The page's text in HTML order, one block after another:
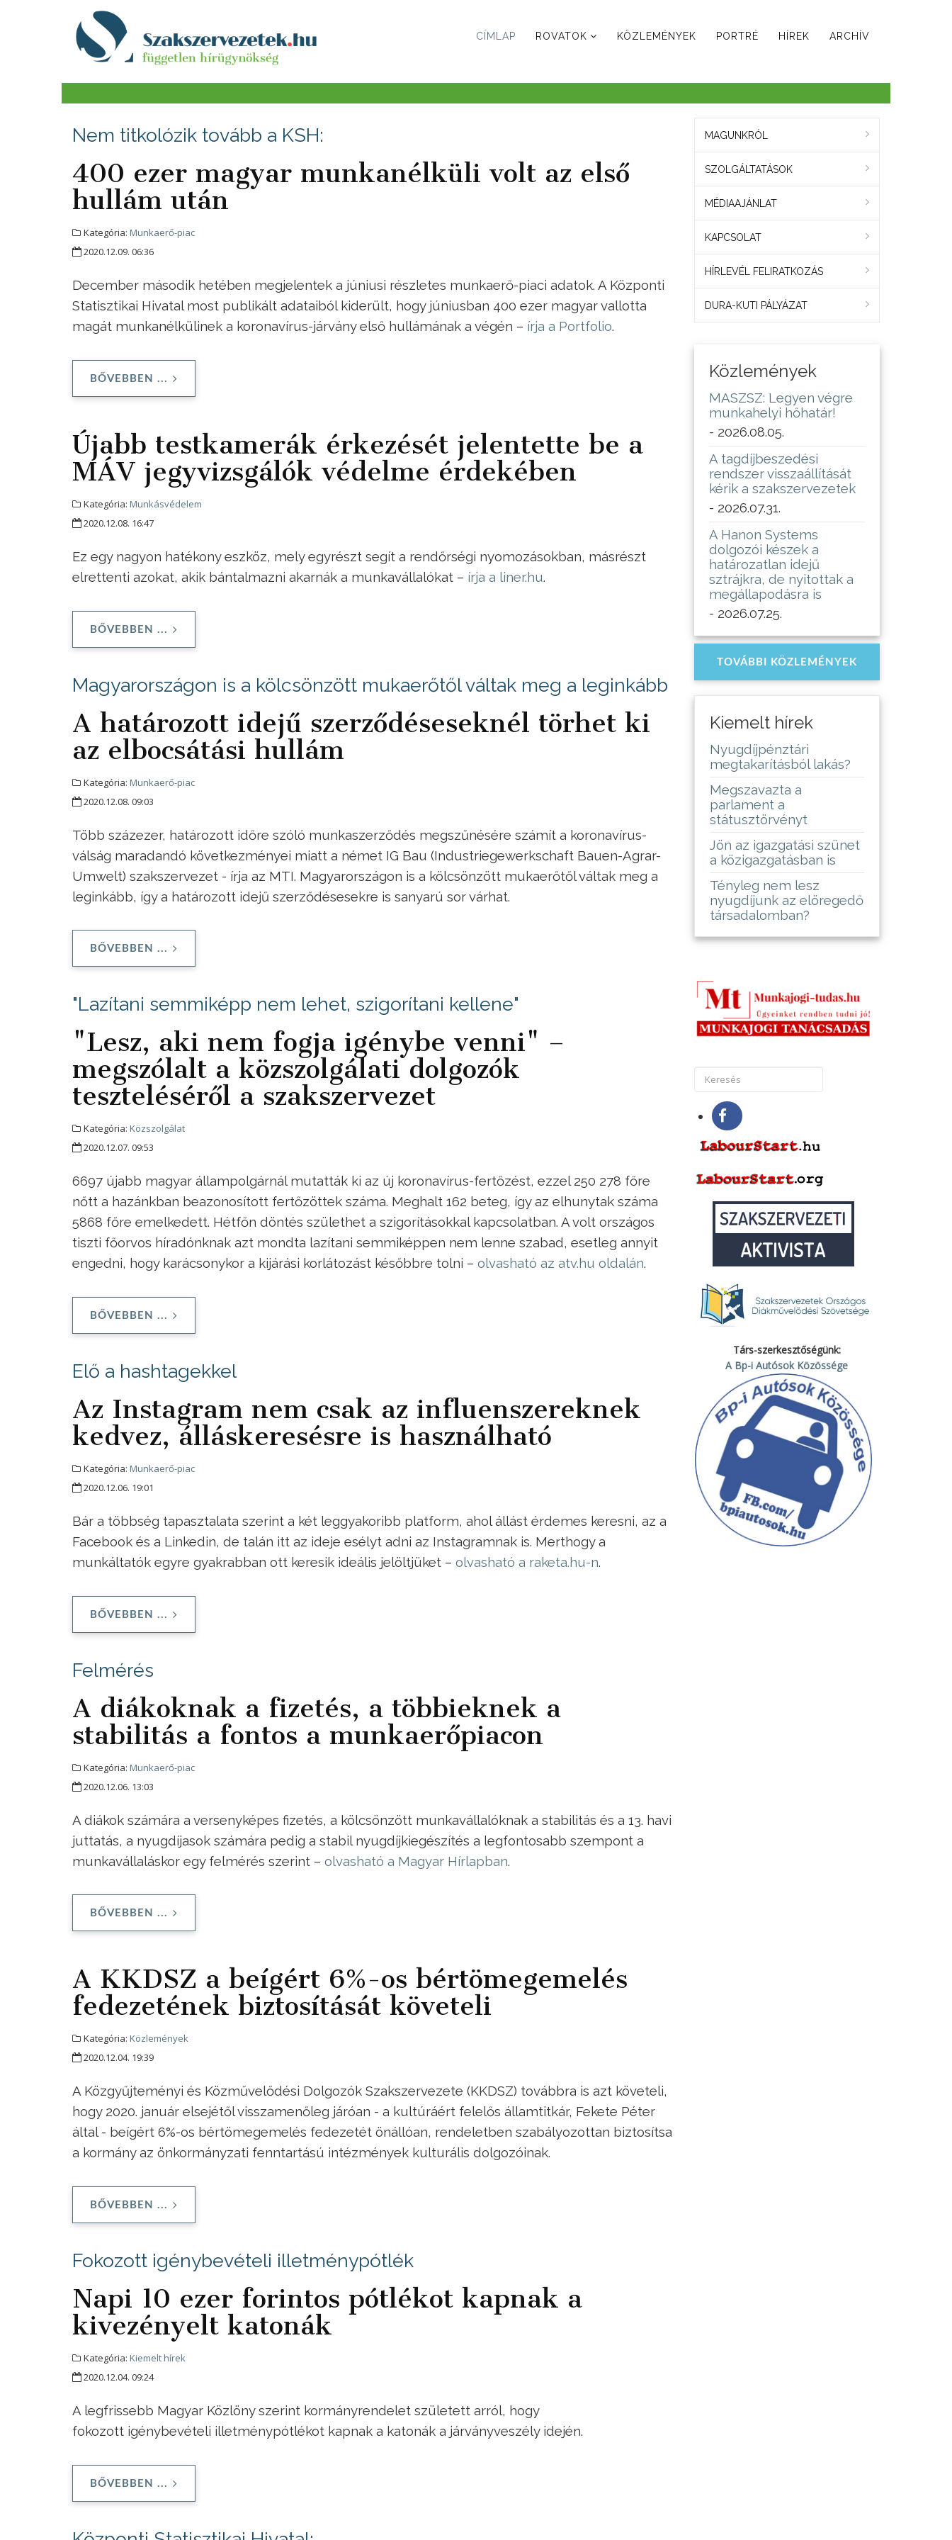
CÍMLAP ROVATOK KÖZLEMÉNYEK PORTRÉ HÍREK ARCHÍV
Nem titkolózik tovább a KSH:
400 ezer magyar munkanélküli volt az első
hullám után
Kategória: Munkaerő-piac
2020.12.09. 06:36
December második hetében megjelentek a júniusi részletes munkaerő-piaci adatok. A Központi
Statisztikai Hivatal most publikált adataiból kiderült, hogy júniusban 400 ezer magyar vallotta
magát munkanélkülinek a koronavírus-járvány első hullámának a végén – írja a Portfolio.
BŐVEBBEN ...
Újabb testkamerák érkezését jelentette be a
MÁV jegyvizsgálók védelme érdekében
Kategória: Munkásvédelem
2020.12.08. 16:47
Ez egy nagyon hatékony eszköz, mely egyrészt segít a rendőrségi nyomozásokban, másrészt
elrettenti azokat, akik bántalmazni akarnák a munkavállalókat – írja a liner.hu.
BŐVEBBEN ...
Magyarországon is a kölcsönzött mukaerőtől váltak meg a leginkább
A határozott idejű szerződéseseknél törhet ki
az elbocsátási hullám
Kategória: Munkaerő-piac
2020.12.08. 09:03
Több százezer, határozott időre szóló munkaszerződés megszűnésére számít a koronavírus-
válság maradandó következményei miatt a német IG Bau (Industriegewerkschaft Bauen-Agrar-
Umwelt) szakszervezet - írja az MTI. Magyarországon is a kölcsönzött mukaerőtől váltak meg a
leginkább, így a határozott idejű szerződésesekre is sanyarú sor várhat.
BŐVEBBEN ...
"Lazítani semmiképp nem lehet, szigorítani kellene"
"Lesz, aki nem fogja igénybe venni" –
megszólalt a közszolgálati dolgozók
teszteléséről a szakszervezet
Kategória: Közszolgálat
2020.12.07. 09:53
6697 újabb magyar állampolgárnál mutatták ki az új koronavírus-fertőzést, ezzel 250 278 főre
nőtt a hazánkban beazonosított fertőzöttek száma. Meghalt 162 beteg, így az elhunytak száma
5868 főre emelkedett. Hétfőn döntés születhet a szigorításokkal kapcsolatban. A volt országos
tiszti főorvos híradónknak azt mondta lazítani semmiképpen nem lenne szabad, esetleg annyit
engedni, hogy karácsonykor a kijárási korlátozást későbbre tolni – olvasható az atv.hu oldalán.
BŐVEBBEN ...
Elő a hashtagekkel
Az Instagram nem csak az influenszereknek
kedvez, álláskeresésre is használható
Kategória: Munkaerő-piac
2020.12.06. 19:01
Bár a többség tapasztalata szerint a két leggyakoribb platform, ahol állást érdemes keresni, az a
Facebook és a Linkedin, de talán itt az ideje esélyt adni az Instagramnak is. Merthogy a
munkáltatók egyre gyakrabban ott keresik ideális jelöltjüket – olvasható a raketa.hu-n.
BŐVEBBEN ...
Felmérés
A diákoknak a fizetés, a többieknek a
stabilitás a fontos a munkaerőpiacon
Kategória: Munkaerő-piac
2020.12.06. 13:03
A diákok számára a versenyképes fizetés, a kölcsönzött munkavállalóknak a stabilitás és a 13. havi
juttatás, a nyugdíjasok számára pedig a stabil nyugdíjkiegészítés a legfontosabb szempont a
munkavállaláskor egy felmérés szerint – olvasható a Magyar Hírlapban.
BŐVEBBEN ...
A KKDSZ a beígért 6%-os bértömegemelés
fedezetének biztosítását követeli
Kategória: Közlemények
2020.12.04. 19:39
A Közgyűjteményi és Közművelődési Dolgozók Szakszervezete (KKDSZ) továbbra is azt követeli,
hogy 2020. január elsejétől visszamenőleg járóan - a kultúráért felelős államtitkár, Fekete Péter
által - beígért 6%-os bértömegemelés fedezetét önállóan, rendeletben szabályozottan biztosítsa
a kormány az önkormányzati fenntartású intézmények kulturális dolgozóinak.
BŐVEBBEN ...
Fokozott igénybevételi illetménypótlék
Napi 10 ezer forintos pótlékot kapnak a
kivezényelt katonák
Kategória: Kiemelt hírek
2020.12.04. 09:24
A legfrissebb Magyar Közlöny szerint kormányrendelet született arról, hogy
fokozott igénybevételi illetménypótlékot kapnak a katonák a járványveszély idején.
BŐVEBBEN ...
MAGUNKRÓL
SZOLGÁLTATÁSOK
MÉDIAAJÁNLAT
KAPCSOLAT
HÍRLEVÉL FELIRATKOZÁS
DURA-KUTI PÁLYÁZAT
Közlemények
MASZSZ: Legyen végre
munkahelyi hőhatár!
- 2026.08.05.
A tagdíjbeszedési
rendszer visszaállítását
kérik a szakszervezetek
- 2026.07.31.
A Hanon Systems
dolgozói készek a
határozatlan idejű
sztrájkra, de nyitottak a
megállapodásra is
- 2026.07.25.
TOVÁBBI KÖZLEMÉNYEK
Kiemelt hírek
Nyugdíjpénztári
megtakarításból lakás?
Megszavazta a
parlament a
státusztörvényt
Jön az igazgatási szünet
a közigazgatásban is
Tényleg nem lesz
nyugdíjunk az elöregedő
társadalomban?
Társ-szerkesztőségünk:
A Bp-i Autósok Közössége